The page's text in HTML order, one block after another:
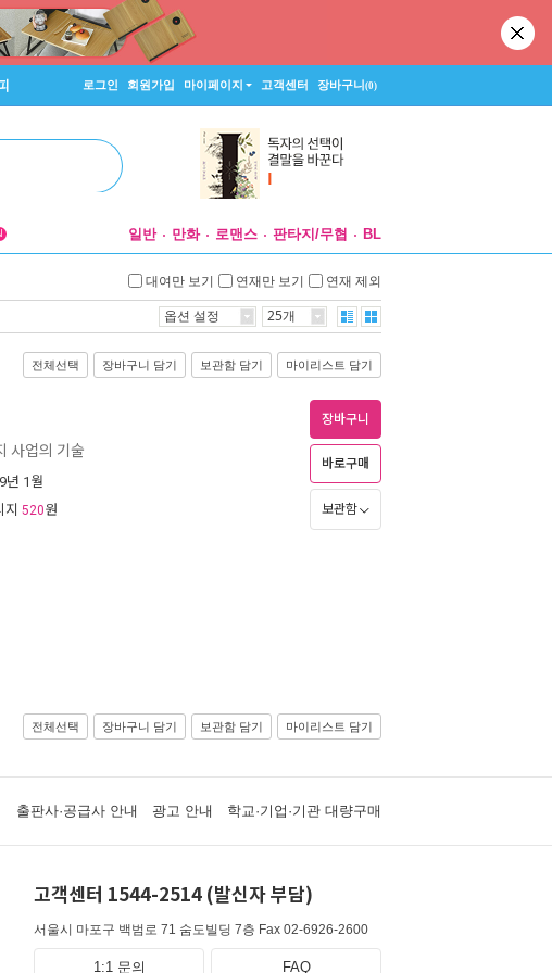
로그인 회원가입 마이페이지 고객센터 장바구니(0)
일반 만화 로맨스 판타지/무협 BL
대여만 보기 연재만 보기 연재 제외
옵션 설정 25개
전체선택 장바구니 담기 보관함 담기 마이리스트 담기
사업의 기술
년 1월
520원
장바구니
바로구매
보관함
전체선택 장바구니 담기 보관함 담기 마이리스트 담기
출판사·공급사 안내 광고 안내 학교·기업·기관 대량구매
고객센터 1544-2514 (발신자 부담)
서울시 마포구 백범로 71 숨도빌딩 7층 Fax 02-6926-2600
1:1 문의 FAQ